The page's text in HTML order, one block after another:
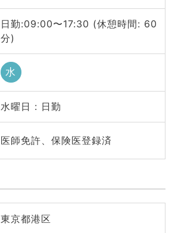
日勤:09:00〜17:30 (休憩時間: 60
分)
水
水曜日 : 日勤
医師免許、保険医登録済
東京都港区